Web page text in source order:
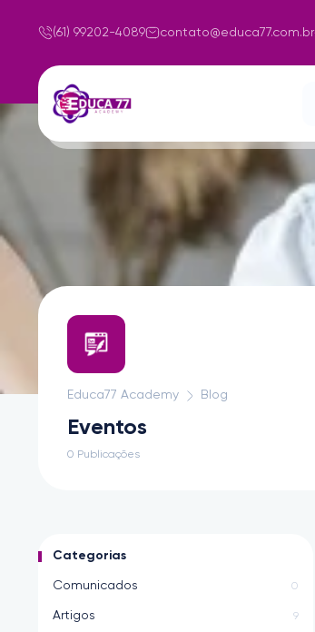
(61) 99202-4089 contato@educa77.com.br
Educa77 Academy Blog
Eventos
0 Publicações
Categorias
Comunicados 0
Artigos 9